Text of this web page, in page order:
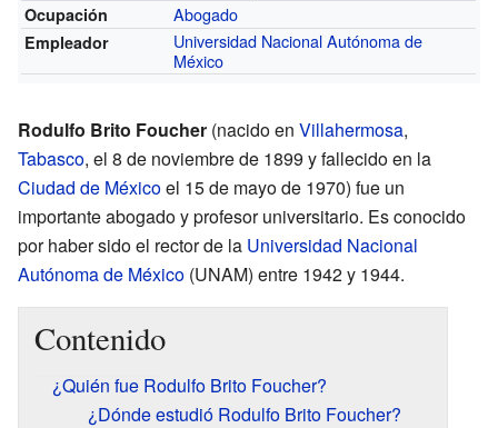
Ocupación
Abogado
Empleador
Universidad Nacional Autónoma de
México
Rodulfo Brito Foucher (nacido en Villahermosa,
Tabasco, el 8 de noviembre de 1899 y fallecido en la
Ciudad de Méxicoel 15 de mayo de 1970) fue un
importante abogado y profesor universitario. Es conocido
por haber sido el rector de la Universidad Nacional
Autónoma de México (UNAM) entre 1942 y 1944.
Contenido
¿Quién fue Rodulfo Brito Foucher?
¿Dónde estudió Rodulfo Brito Foucher?